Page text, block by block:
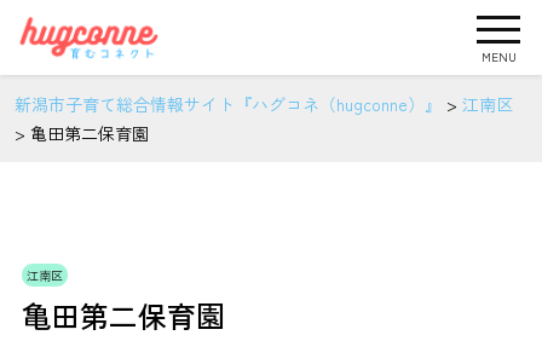
MENU
新潟市子育て総合情報サイト『ハグコネ（hugconne）』 > 江南区
> 亀田第二保育園
江南区
亀田第二保育園